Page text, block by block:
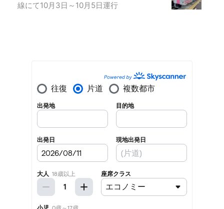
線にて10月3日～10月5日運行